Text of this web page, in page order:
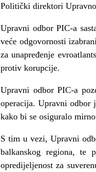
Politički direktori
Upravni odbor PIC-a
veće odgovornosti
za unapređenje
protiv korupcije.
Upravni odbor PIC-a
operacija. Upravni odbor
kako bi se osiguralo
S tim u vezi, Upravni
balkanskog regiona, te
opredijeljenost za